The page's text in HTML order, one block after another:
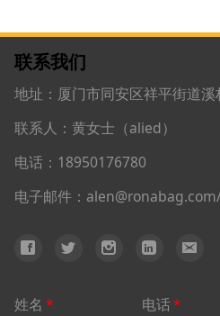
联系我们
地址：厦门市同安区祥平街道
联系人：黄女士（alied）
电话：18950176780
电子邮件：
姓名 * 电话*